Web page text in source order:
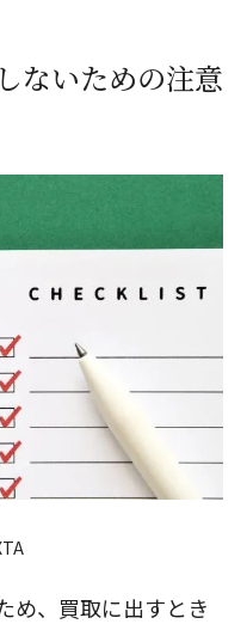
ないための注意
め、買取に出すとき